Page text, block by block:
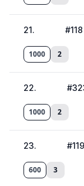
21. #118
1000 2
22. #
1000 2
23. #119
600 3